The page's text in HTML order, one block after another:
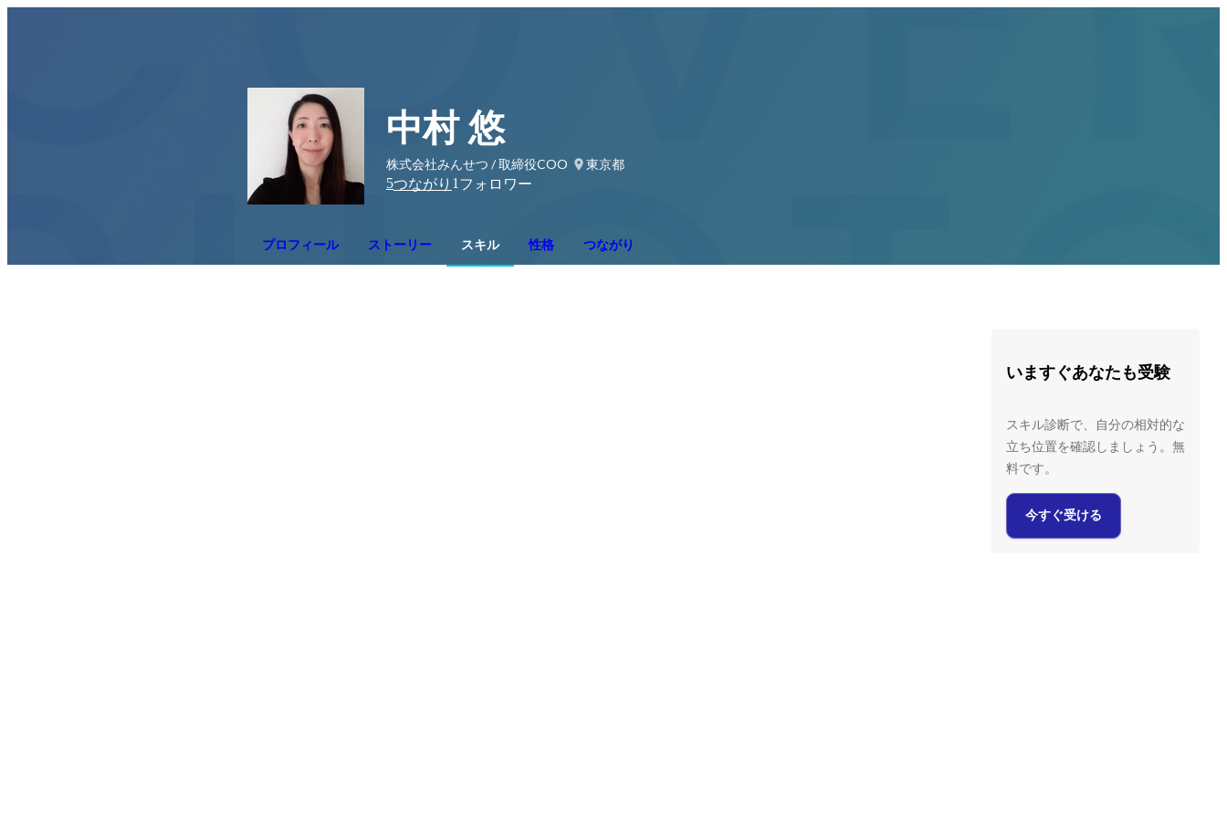
中村 悠
株式会社みんせつ / 取締役COO
東京都
5つながり 1 フォロワー
プロフィール ストーリー スキル 性格 つながり
いますぐあなたも受験
スキル診断で、自分の相対的な
立ち位置を確認しましょう。無
料です。
今すぐ受ける